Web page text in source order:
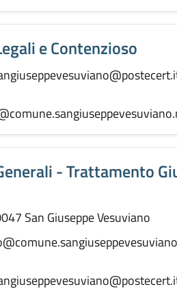
e Contenzioso
- Trattamento
San Giuseppe Vesuviano